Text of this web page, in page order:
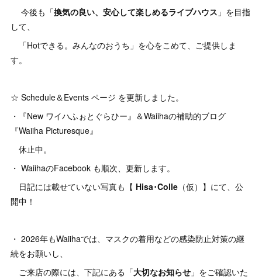
今後も「換気の良い、安心して楽しめるライブハウス 」を目指
して、
「Hotできる。みんなのおうち」を心をこめて、ご提供しま
す。
☆ Schedule＆Events ページ を更新しました。
・『New ワイハふぉとぐらひー』＆Waiihaの補助的ブログ
『Waiiha Picturesque』
休止中。
・ WaiihaのFacebook も順次、更新します。
日記には載せていない写真も【 Hisa･Colle （仮）】にて、公
開中！
・ 2026年もWaiihaでは、マスクの着用などの感染防止対策の継
続をお願いし、
ご来店の際には、下記にある「大切なお知らせ 」をご確認いた